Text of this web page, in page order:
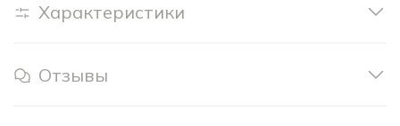
Характеристики
Отзывы